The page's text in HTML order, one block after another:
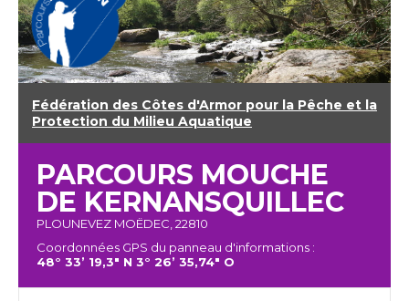
Fédération des Côtes d'Armor pour la Pêche et la
Protection du Milieu Aquatique
PARCOURS MOUCHE
DE KERNANSQUILLEC
PLOUNEVEZ MOËDEC, 22810
Coordonnées GPS du panneau d'informations :
48° 33’ 19,3" N 3° 26’ 35,74" O